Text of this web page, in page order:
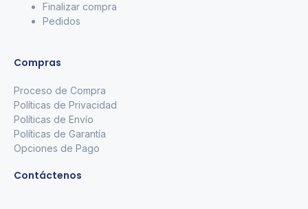
Finalizar compra
Pedidos
Compras
Proceso de Compra
Políticas de Privacidad
Políticas de Envío
Políticas de Garantía
Opciones de Pago
Contáctenos